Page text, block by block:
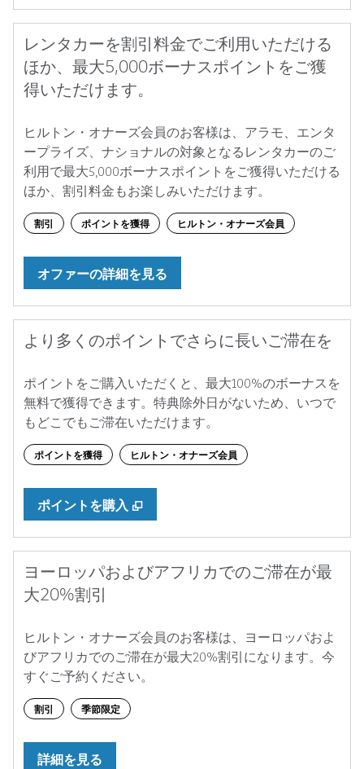
レンタカーを割引料金でご利用いただける
ほか、最大5,000ボーナスポイントをご獲
得いただけます。
ヒルトン・オナーズ会員のお客様は、アラモ、エンタ
ープライズ、ナショナルの対象となるレンタカーのご
利用で最大5,000ボーナスポイントをご獲得いただける
ほか、割引料金もお楽しみいただけます。
割引 ポイントを獲得 ヒルトン・オナーズ会員
オファーの詳細を見る
より多くのポイントでさらに長いご滞在を
ポイントをご購入いただくと、最大100%のボーナスを
無料で獲得できます。特典除外日がないため、いつで
もどこでもご滞在いただけます。
ポイントを獲得 ヒルトン・オナーズ会員
ポイントを購入 ,
ヨーロッパおよびアフリカでのご滞在が最
大20%割引
ヒルトン・オナーズ会員のお客様は、ヨーロッパおよ
びアフリカでのご滞在が最大20%割引になります。今
すぐご予約ください。
割引 季節限定
詳細を見る